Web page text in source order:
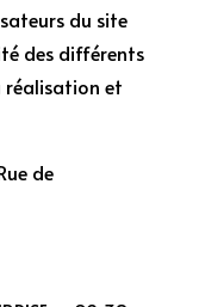
du site
des différents
réalisation et
de